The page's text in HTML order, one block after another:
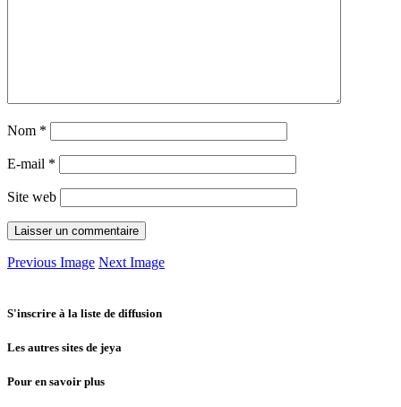
Nom *
E-mail *
Site web
Previous Image Next Image
S'inscrire à la liste de diffusion
Les autres sites de jeya
Pour en savoir plus